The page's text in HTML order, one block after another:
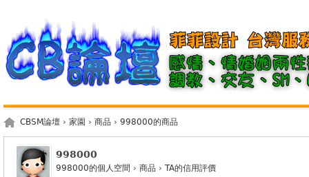
CBSM論壇 › 家園 › 商品 › 998000的商品
998000
998000的個人空間 › 商品 › TA的信用評價